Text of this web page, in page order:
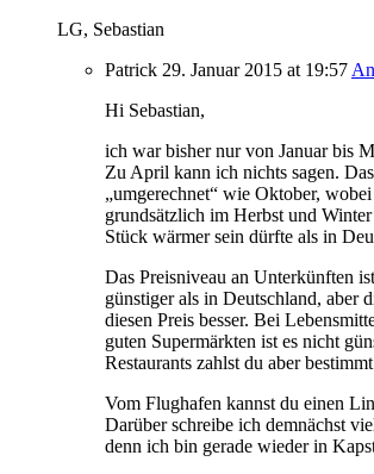
LG, Sebastian
Patrick 29. Januar 2015 at 19:57
Hi Sebastian,
ich war bisher nur von Januar bis
Zu April kann ich nichts sagen.
„umgerechnet“ wie Oktober,
grundsätzlich im Herbst und
Stück wärmer sein dürfte als in
Das Preisniveau an Unterkünften
günstiger als in Deutschland, aber
diesen Preis besser. Bei
guten Supermärkten ist es nicht
Restaurants zahlst du aber
Vom Flughafen kannst du einen
Darüber schreibe ich demnächst
denn ich bin gerade wieder in